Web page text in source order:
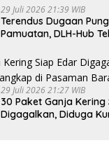
29 Juli 2026 21:39 WIB
Terendus Dugaan
Pamuatan, DLH-Hub
Umum
29 Juli 2026 21:27 WIB
30 Paket Ganja Kering
Digagalkan, Diduga